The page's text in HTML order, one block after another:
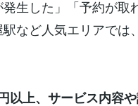
生した」「予約が取
など人気エリアでは
以上、サービス内容